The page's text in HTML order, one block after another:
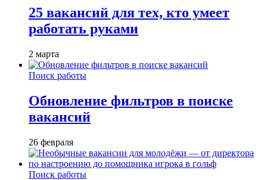
25 вакансий для тех, кто умеет
работать руками
2 марта
Поиск работы
Обновление фильтров в поиске
вакансий
26 февраля
Поиск работы